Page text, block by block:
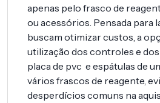
apenas pelo frasco de
ou acessórios. Pensada para
buscam otimizar custos, a
utilização dos controles e
placa de pvc e espátulas de
vários frascos de reagente,
desperdícios comuns na